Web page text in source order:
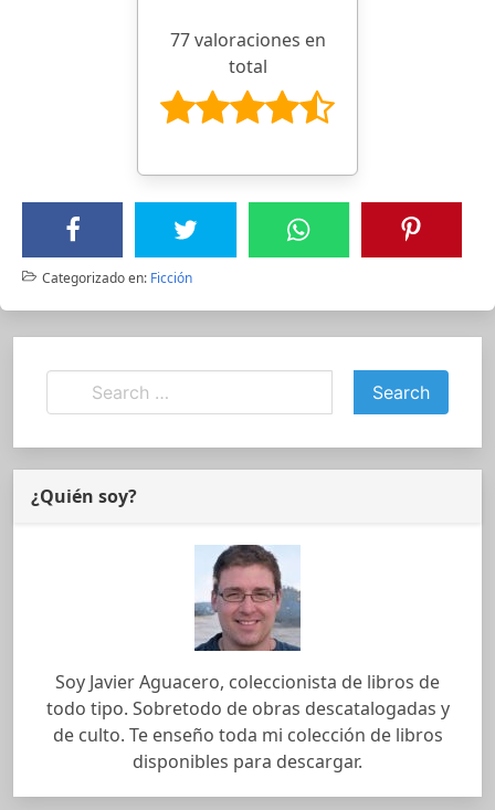
77 valoraciones en
total
Categorizado en: Ficción
¿Quién soy?
Soy Javier Aguacero, coleccionista de libros de
todo tipo. Sobretodo de obras descatalogadas y
de culto. Te enseño toda mi colección de libros
disponibles para descargar.